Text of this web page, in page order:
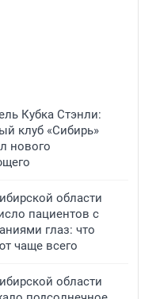
Кубка Стэнли:
клуб «Сибирь»
нового
области
пациентов с
глаз: что
чаще всего
области